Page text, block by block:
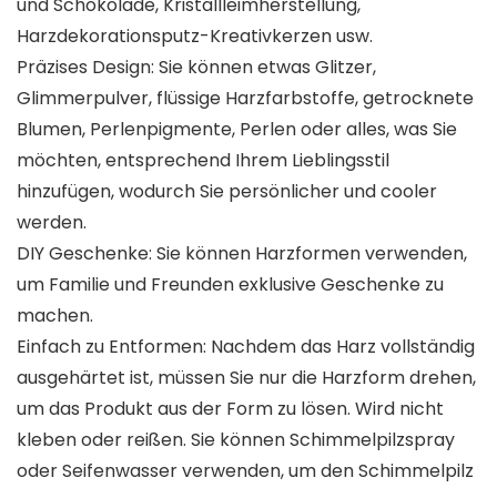
und Schokolade, Kristallleimherstellung,
Harzdekorationsputz-Kreativkerzen usw.
Präzises Design: Sie können etwas Glitzer,
Glimmerpulver, flüssige Harzfarbstoffe, getrocknete
Blumen, Perlenpigmente, Perlen oder alles, was Sie
möchten, entsprechend Ihrem Lieblingsstil
hinzufügen, wodurch Sie persönlicher und cooler
werden.
DIY Geschenke: Sie können Harzformen verwenden,
um Familie und Freunden exklusive Geschenke zu
machen.
Einfach zu Entformen: Nachdem das Harz vollständig
ausgehärtet ist, müssen Sie nur die Harzform drehen,
um das Produkt aus der Form zu lösen. Wird nicht
kleben oder reißen. Sie können Schimmelpilzspray
oder Seifenwasser verwenden, um den Schimmelpilz